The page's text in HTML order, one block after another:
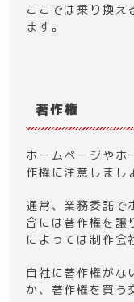
ここでは乗り換え
ます。
著作権
ホームページやホ
作権に注意しまし
通常、業務委託で
合には著作権を譲
によっては制作会
自社に著作権がな
か、著作権を買う